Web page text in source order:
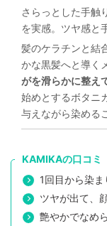
さらっとした手触
を実感。ツヤ感と
髪のケラチンと結
かな黒髪へと導く
がを滑らかに整え
始めとするボタニ
与えながら染める
KAMIKAの口コミ
1回目から染
ツヤが出て、
艶やかでなめ